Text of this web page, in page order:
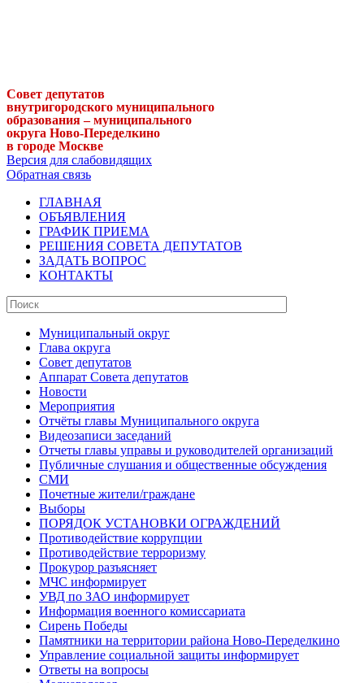
Совет депутатов
внутригородского муниципального
образования – муниципального
округа Ново-Переделкино
в городе Москве
Версия для слабовидящих
Обратная связь
ГЛАВНАЯ
ОБЪЯВЛЕНИЯ
ГРАФИК ПРИЕМА
РЕШЕНИЯ СОВЕТА ДЕПУТАТОВ
ЗАДАТЬ ВОПРОС
КОНТАКТЫ
Муниципальный округ
Глава округа
Совет депутатов
Аппарат Совета депутатов
Новости
Мероприятия
Отчёты главы Муниципального округа
Видеозаписи заседаний
Отчеты главы управы и руководителей организаций
Публичные слушания и общественные обсуждения
СМИ
Почетные жители/граждане
Выборы
ПОРЯДОК УСТАНОВКИ ОГРАЖДЕНИЙ
Противодействие коррупции
Противодействие терроризму
Прокурор разъясняет
МЧС информирует
УВД по ЗАО информирует
Информация военного комиссариата
Сирень Победы
Памятники на территории района Ново-Переделкино
Управление социальной защиты информирует
Ответы на вопросы